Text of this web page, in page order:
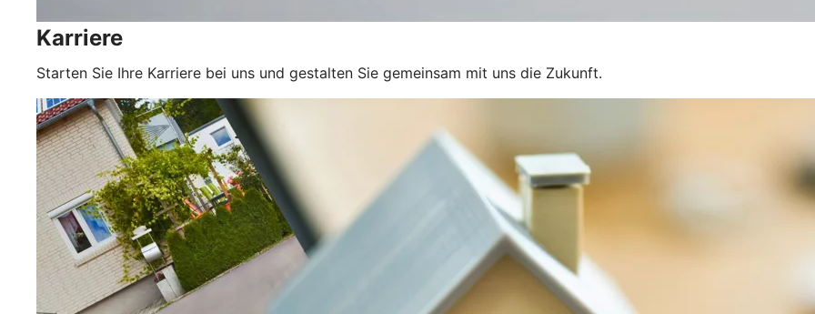
Karriere
Starten Sie Ihre Karriere bei uns und gestalten Sie gemeinsam mit uns die Zukunft.